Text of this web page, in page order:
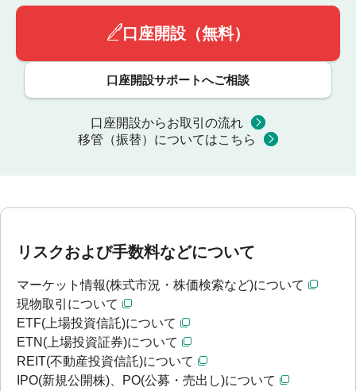
口座開設（無料）
口座開設サポートへご相談
口座開設からお取引の流れ
移管（振替）についてはこちら
リスクおよび手数料などについて
マーケット情報(株式市況・株価検索など)について
現物取引について
ETF(上場投資信託)について
ETN(上場投資証券)について
REIT(不動産投資信託)について
IPO(新規公開株)、PO(公募・売出し)について